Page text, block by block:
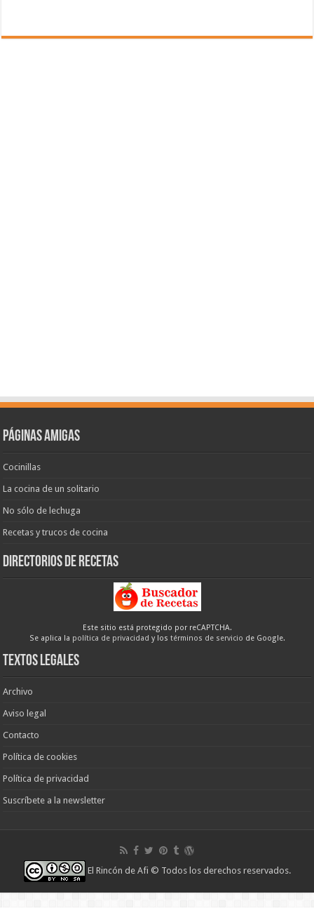
Páginas amigas
Cocinillas
La cocina de un solitario
No sólo de lechuga
Recetas y trucos de cocina
Directorios de recetas
Este sitio está protegido por reCAPTCHA.
Se aplica la política de privacidad y los términos de servicio de Google.
Textos legales
Archivo
Aviso legal
Contacto
Política de cookies
Política de privacidad
Suscríbete a la newsletter
El Rincón de Afi © Todos los derechos reservados.